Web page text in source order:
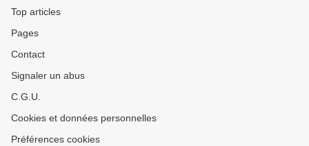
Top articles
Pages
Contact
Signaler un abus
C.G.U.
Cookies et données personnelles
Préférences cookies